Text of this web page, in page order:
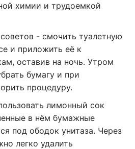
химии и трудоемкой
- смочить туалетную
и приложить её к
оставив на ночь. Утром
бумагу и при
процедуру.
лимонный сок
в нём бумажные
под ободок унитаза. Через
легко удалить